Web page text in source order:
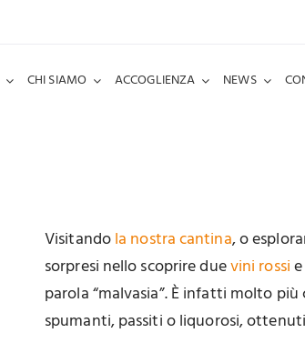
CHI SIAMO ACCOGLIENZA NEWS
Visitandola nostra cantina, o
sorpresi nello scoprire duevini rossi
parola “malvasia”. È infatti molto
spumanti, passiti o liquorosi,